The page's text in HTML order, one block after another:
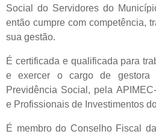
Social do Servidores do
então cumpre com competência,
sua gestão.
É certificada e qualificada para
e exercer o cargo de gestora
Previdência Social, pela
e Profissionais de Investimentos
É membro do Conselho Fiscal